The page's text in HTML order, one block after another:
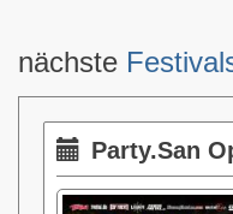
nächste
Party.San